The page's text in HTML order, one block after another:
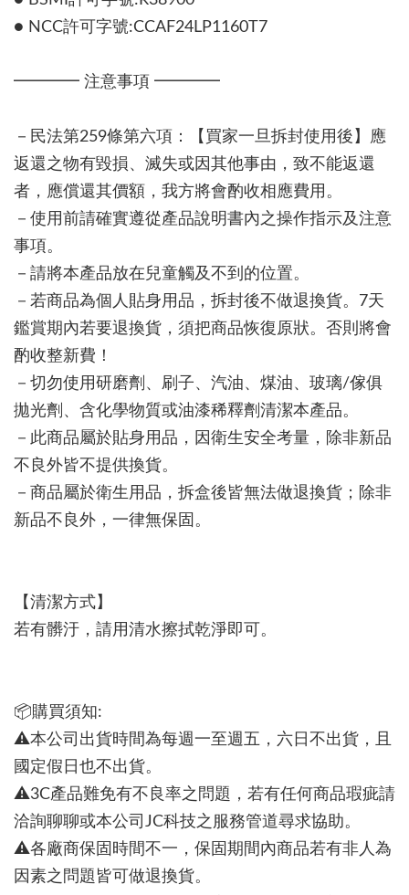
● NCC許可字號:CCAF24LP1160T7
━━━━ 注意事項 ━━━━
－民法第259條第六項：【買家一旦拆封使用後】應
返還之物有毀損、滅失或因其他事由，致不能返還
者，應償還其價額，我方將會酌收相應費用。
－使用前請確實遵從產品說明書內之操作指示及注意
事項。
－請將本產品放在兒童觸及不到的位置。
－若商品為個人貼身用品，拆封後不做退換貨。7天
鑑賞期內若要退換貨，須把商品恢復原狀。否則將會
酌收整新費！
－切勿使用研磨劑、刷子、汽油、煤油、玻璃/傢俱
拋光劑、含化學物質或油漆稀釋劑清潔本產品。
－此商品屬於貼身用品，因衛生安全考量，除非新品
不良外皆不提供換貨。
－商品屬於衛生用品，拆盒後皆無法做退換貨；除非
新品不良外，一律無保固。
【清潔方式】
若有髒汙，請用清水擦拭乾淨即可。
📦購買須知:
⚠本公司出貨時間為每週一至週五，六日不出貨，且
國定假日也不出貨。
⚠3C產品難免有不良率之問題，若有任何商品瑕疵請
洽詢聊聊或本公司JC科技之服務管道尋求協助。
⚠各廠商保固時間不一，保固期間內商品若有非人為
因素之問題皆可做退換貨。